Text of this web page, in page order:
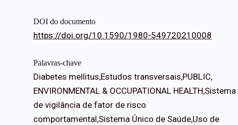
DOI do documento
https://doi.org/10.1590/1980-549720210008
Palavras-chave
Diabetes mellitus,Estudos transversais,PUBLIC,
ENVIRONMENTAL & OCCUPATIONAL HEALTH,Sistema
de vigilância de fator de risco
comportamental,Sistema Único de Saúde,Uso de